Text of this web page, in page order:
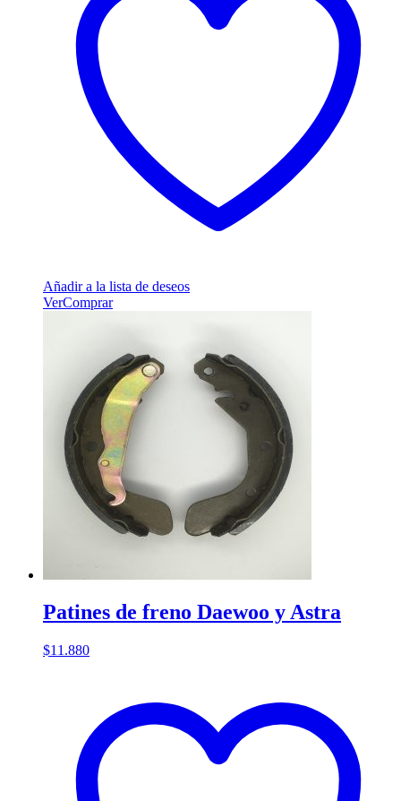
Añadir a la lista de deseos
VerComprar
Patines de freno Daewoo y Astra
$11.880